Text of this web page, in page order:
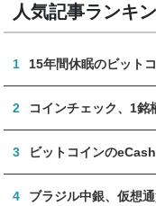
人気記事ランキ
1 15年間休眠のビット
2 コインチェック、1銘
3 ビットコインの
4 ブラジル中銀、仮想